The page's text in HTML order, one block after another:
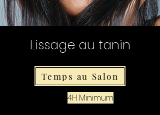
Lissage au tanin
Temps au Salon
4H Minimum